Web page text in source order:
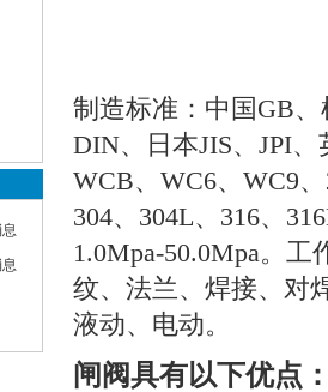
制造标准：中国GB
DIN、日本JIS、JPI
WCB、WC6、WC9
304、304L、316、
1.0Mpa-50.0Mpa。
纹、法兰、焊接、对
液动、电动。
闸阀具有以下优点